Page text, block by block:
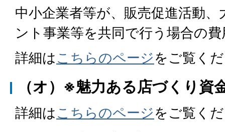
中小企業者等が、販売促進活動
ント事業等を共同で行う場合の
詳細はこちらのページをご覧く
（オ）※魅力ある店づくり資
詳細はこちらのページをご覧く